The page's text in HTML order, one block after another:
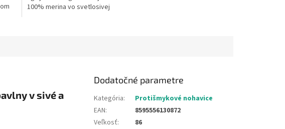
100% merina vo svetlosivej
v sivé a
Dodatočné parametre
Kategória:
Protišmykové nohavice
EAN:
8595556130872
Veľkosť:
86